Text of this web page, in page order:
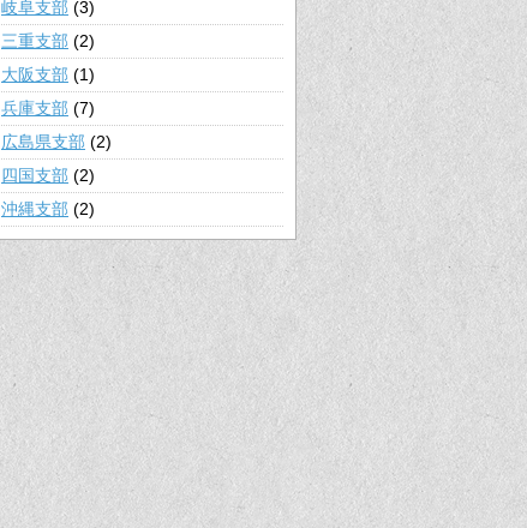
岐阜支部 (3)
三重支部 (2)
大阪支部 (1)
兵庫支部 (7)
広島県支部 (2)
四国支部 (2)
沖縄支部 (2)